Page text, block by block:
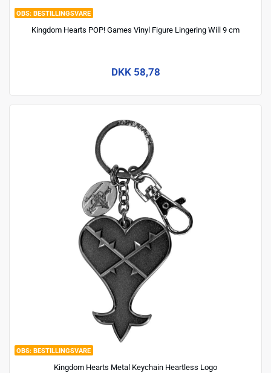
BESTILLINGSVARE
Kingdom Hearts POP! Games Vinyl Figure Lingering Will 9 cm
DKK 58,78
BESTILLINGSVARE
Kingdom Hearts Metal Keychain Heartless Logo